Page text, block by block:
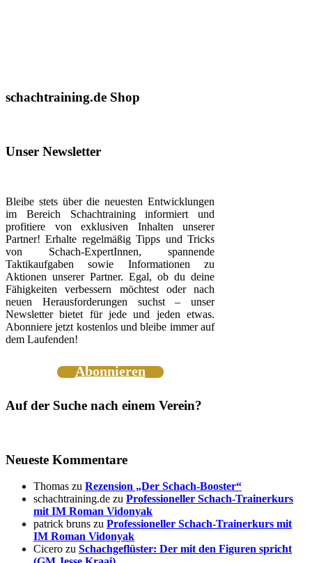
schachtraining.de Shop
Unser Newsletter
Bleibe stets über die neuesten Entwicklungen
im Bereich Schachtraining informiert und
profitiere von exklusiven Inhalten unserer
Partner! Erhalte regelmäßig Tipps und Tricks
von Schach-ExpertInnen, spannende
Taktikaufgaben sowie Informationen zu
Aktionen unserer Partner. Egal, ob du deine
Fähigkeiten verbessern möchtest oder nach
neuen Herausforderungen suchst – unser
Newsletter bietet für jede und jeden etwas.
Abonniere jetzt kostenlos und bleibe immer auf
dem Laufenden!
Abonnieren
Auf der Suche nach einem Verein?
Neueste Kommentare
Thomas zu Rezension „Der Schach-Booster“
schachtraining.de zu Professioneller Schach-Trainerkurs
mit IM Roman Vidonyak
patrick bruns zu Professioneller Schach-Trainerkurs mit
IM Roman Vidonyak
Cicero zu Schachgeflüster: Der mit den Figuren spricht